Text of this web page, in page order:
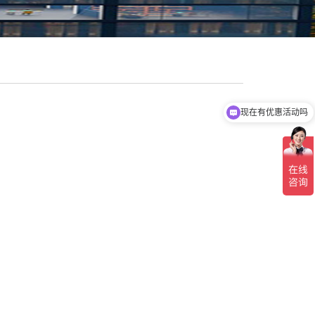
现在有优惠活动吗